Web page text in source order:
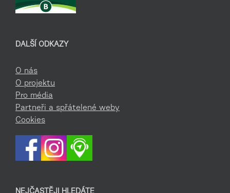
DALŠÍ ODKAZY
O nás
O projektu
Pro média
Partneři a spřátelené weby
Cookies